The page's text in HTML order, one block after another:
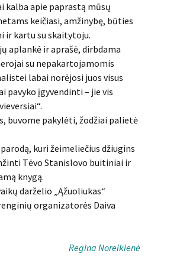
kalba apie paprastą mūsų
keičiasi, amžinybę, būties
ir kartu su skaitytoju.
aplankė ir aprašė, dirbdama
su nepakartojamomis
labai norėjosi juos visus
pavyko įgyvendinti – jie vis
buvome pakylėti, žodžiai palietė
kuri žeimeliečius džiugins
Tėvo Stanislovo buitiniai ir
knygą.
darželio „Ąžuoliukas“
organizatorės Daiva
Regina Noreikienė